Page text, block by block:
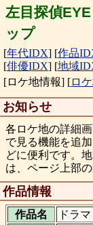
左目探偵
ップ
[年代IDX] [作品
[俳優IDX] [地域
[ロケ地情報] [ロ
お知らせ
各ロケ地の詳細画
で見る機能を追
どに便利です。
は、ページ上部
作品情報
作品名 ドラマ